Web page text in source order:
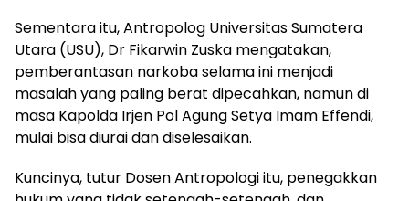
Sementara itu, Antropolog Universitas Sumatera
Utara (USU), Dr Fikarwin Zuska mengatakan,
pemberantasan narkoba selama ini menjadi
masalah yang paling berat dipecahkan, namun di
masa Kapolda Irjen Pol Agung Setya Imam Effendi,
mulai bisa diurai dan diselesaikan.
Kuncinya, tutur Dosen Antropologi itu, penegakkan